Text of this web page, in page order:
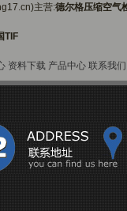
主营:德尔格压缩空气
TIF
资料下载 产品中心 联系我们